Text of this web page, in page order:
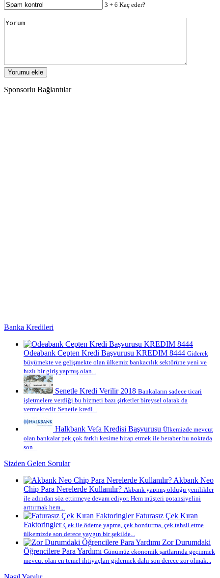
3 + 6 Kaç eder?
Sponsorlu Bağlantılar
Banka Kredileri
Odeabank Cepten Kredi Başvurusu KREDIM 8444 Giderek
büyümekte ve gelişmekte olan ülkemiz bankacılık sektörüne yeni ve
hızlı bir giriş yapmış olan...
Senetle Kredi Verilir 2018 Bankaların sadece ticari
işletmelere verdiği bu hizmeti bazı şirketler bireysel olarak da
vermektedir. Senetle kredi...
Halkbank Vefa Kredisi Başvurusu Ülkemizde mevcut
olan bankalar pek çok farklı kesime hitap etmek ile beraber bu noktada
son...
Sizden Gelen Sorular
Akbank Neo
Chip Para Nerelerde Kullanılır? Akbank yapmış olduğu yenilikler
ile adından söz ettirmeye devam ediyor. Hem müşteri potansiyelini
arttırmak hem...
Faturasız Çek Kıran
Faktoringler Çek ile ödeme yapma, çek bozdurma, çek tahsil etme
ülkemizde son derece yaygın bir şekilde...
Zor Durumdaki
Öğrencilere Para Yardımı Günümüz ekonomik şartlarında geçinmek
mevcut olan en temel ihtiyaçları gidermek dahi son derece zor olmak...